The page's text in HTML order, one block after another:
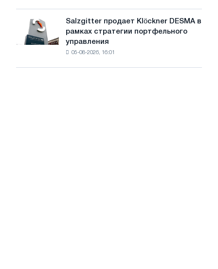
0,6%
в
2026
Salzgitter
продает
Klöckner
Salzgitter продает Klöckner DESMA в
рамках стратегии портфельного
управления
05-08-2026, 16:01